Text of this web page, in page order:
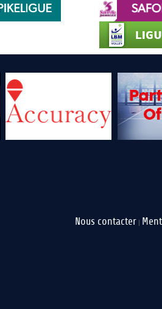
Nous contacter |